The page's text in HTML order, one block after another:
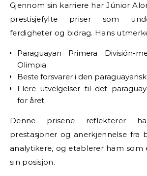
Gjennom sin karriere har Júnior
prestisjefylte priser som
ferdigheter og bidrag. Hans
Paraguayan Primera División-
Olimpia
Beste forsvarer i den
Flere utvelgelser til det
for året
Denne prisene reflekterer
prestasjoner og anerkjennelse fra
analytikere, og etablerer ham som
sin posisjon.